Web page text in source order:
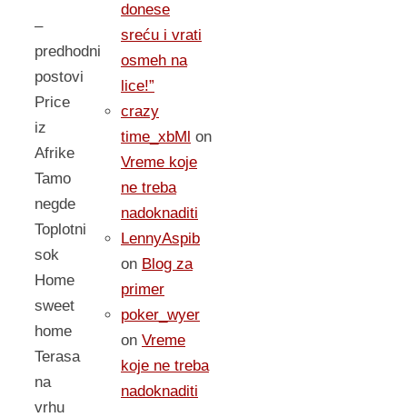
–
predhodni
postovi
Price
iz
Afrike
Tamo
negde
Toplotni
sok
Home
sweet
home
Terasa
na
vrhu
donese
sreću i vrati
osmeh na
lice!”
crazy
time_xbMl on
Vreme koje
ne treba
nadoknaditi
LennyAspib
on Blog za
primer
poker_wyer
on Vreme
koje ne treba
nadoknaditi